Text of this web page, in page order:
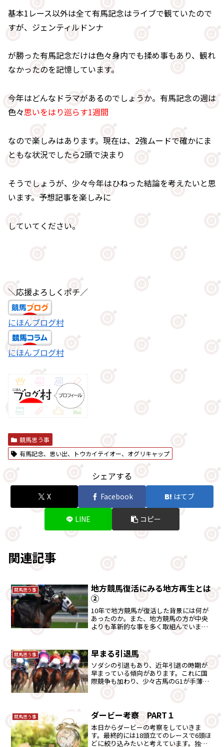
基本1レース以外は全て有馬記念はライブで観ていたので
すが、ジェンティルドンナ
が勝った有馬記念だけは色々身内でも揉め事もあり、観れ
なかったのを記憶しています。
今年はどんなドラマがあるのでしょうか。有馬記念の週は
色々思いをはり巡らす1週間
なので楽しみはあります。現在は、2強ムードで確かにま
ともな状況でしたら2頭で決まり
そうでしょうが、少々今年はひねった結論を考えたいと思
います。予想記事を楽しみに
していてください。
＼応援よろしくポチ／
にほんブログ村
にほんブログ村
競馬思う事
有馬記念、思い出、トウカイテイオー、オグリキャップ
シェアする
X Facebook はてブ
LINE コピー
関連記事
競馬思う事
地方競馬復活にみる地方再生とは
②
10年で地方競馬が復活した背景には何が
あったのか。また、地方競馬の方が中央
よりも革新的な事を多く取組んでいまし
競馬思う事 早まる引退馬
ソダシの引退もあり、近年引退の時期が
早まっている傾向があります。これに国
際競争も加わり、少々古馬のG1が手薄に
なってきている懸念があります。その辺
を考えました。
競馬思う事 ダービー考察 PART１
本日からダービーの考察をしていきま
す。最終的には18頭立てのレースで6頭ほ
どに絞り込みたいと考えています。独自